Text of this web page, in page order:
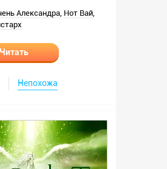
Александра, Нот Вай,
Читать
Непохожа